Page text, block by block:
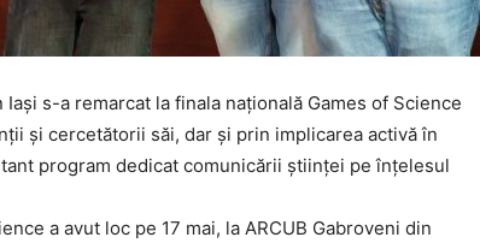
s-a remarcat la finala națională Games of Science
și cercetătorii săi, dar și prin implicarea activă în
program dedicat comunicării științei pe înțelesul
a avut loc pe 17 mai, la ARCUB Gabroveni din